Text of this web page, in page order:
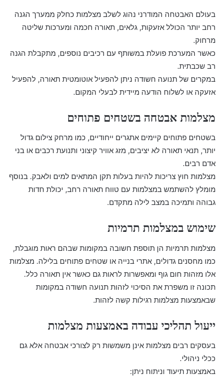
בעולם האבטחה המודרני נהוג לשלב מצלמות כחלק ממערך הגנה
רחב יותר הכולל אזעקות, גלאים, תאורה חכמה ומערכות שליטה
מרחוק.
כאשר המערכת פועלת במשותף עם רכיבים נוספים, מתקבלת הגנה
רב שכבתית.
במקרים של תנועה חשודה ניתן להפעיל אוטומטית תאורה, להפעיל
אזעקה או לשלוח הודעה מיידית לבעלי המקום.
מצלמות אבטחה בשטחים פתוחים
בשטחים פתוחים קיימים אתגרים ייחודיים, כמו מרחק צילום גדול
יותר, תנאי תאורה לא יציבים, מזג אוויר קיצוני ותנועת רכבים או בני
אדם רבים.
מצלמות חוץ צריכות להיות בעלות תקן המתאים למים ולאבק. בנוסף
מומלץ להשתמש במצלמות עם טווח תאורה רחב, יכולת חדות
גבוהה ותמיכה במצב לילה מתקדם.
שימוש במצלמות תרמיות
מצלמות תרמיות הן תוספת חשובה במקומות שבהם ראות מוגבלת,
כמו מחסנים גדולים, אתרי בנייה או שטחים פתוחים בלילה. מצלמות
אלו מזהות חום גוף ומאפשרות לראות גם כאשר אין תאורה כלל.
תכונה זו משפרת את הסיכוי לזהות תנועה חשודה במקומות
שבאמצעות מצלמות רגילות קשה לזהות.
ייעול תהליכי עבודה באמצעות מצלמות
בעסקים רבים מצלמות אינן משמשות רק לצורכי אבטחה אלא גם
ככלי ניהולי.
באמצעות תיעוד וניתוח ניתן: